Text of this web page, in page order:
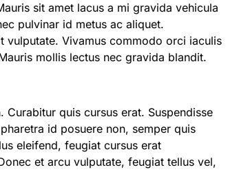
sit amet lacus a mi gravida vehicula
pulvinar id metus ac aliquet.
vulputate. Vivamus commodo orci iaculis
mollis lectus nec gravida blandit.
quis cursus erat. Suspendisse
id posuere non, semper quis
eleifend, feugiat cursus erat
et arcu vulputate, feugiat tellus vel,